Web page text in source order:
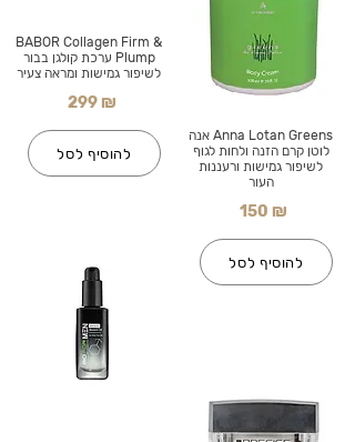
BABOR Collagen Firm &
Plump ערכת קולגן בבור
לשיפור גמישות ומראה צעיר
299 ₪
להוסיף לסל
Anna Lotan Greens אנה
לוטן קרם הזנה ולחות לגוף
לשיפור גמישות ורעננות
העור
150 ₪
להוסיף לסל